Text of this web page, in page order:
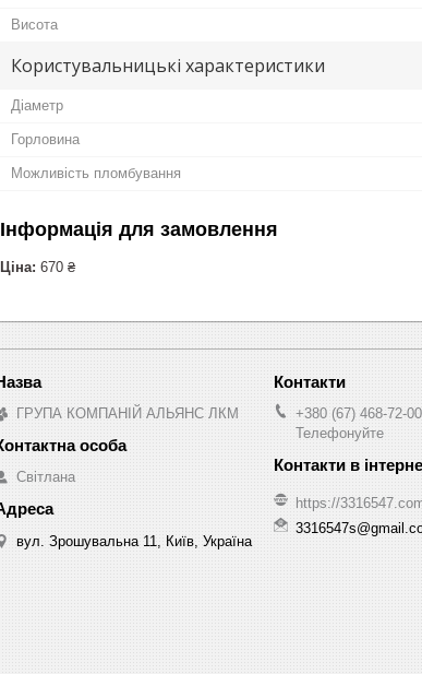
Висота
Користувальницькі характеристики
Діаметр
Горловина
Можливість пломбування
Інформація для замовлення
Ціна: 670 ₴
ГРУПА КОМПАНІЙ АЛЬЯНС ЛКМ
Світлана
вул. Зрошувальна 11, Київ, Україна
+380 (67) 468-72-00
Телефонуйте
https://